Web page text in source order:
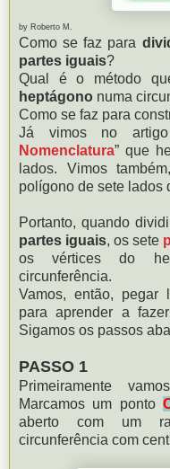
by Roberto M.
Como se faz para
partes iguais?
Qual é o método
heptágono numa
Como se faz para
Já vimos no
Nomenclatura” que
lados. Vimos
polígono de sete lados
Portanto, quando
partes iguais, os sete
os vértices do
circunferência.
Vamos, então, pegar
para aprender a
Sigamos os passos
PASSO 1
Primeiramente
Marcamos um ponto
aberto com um
circunferência com